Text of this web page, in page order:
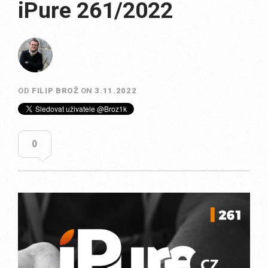
iPure 261/2022
OD FILIP BROŽ ON3.11.2022
0